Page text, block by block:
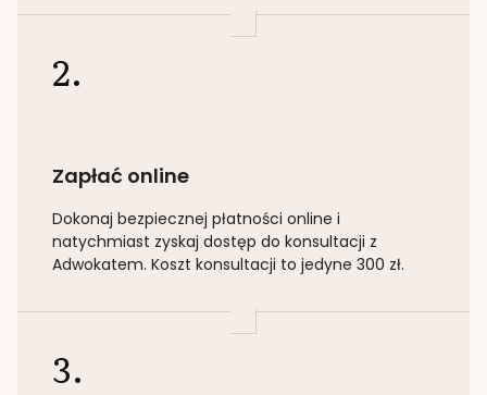
2.
Zapłać online
Dokonaj bezpiecznej płatności online i
natychmiast zyskaj dostęp do konsultacji z
Adwokatem. Koszt konsultacji to jedyne 300 zł.
3.